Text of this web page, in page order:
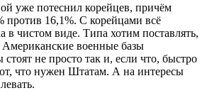
уже потеснил корейцев, причём
против 16,1%. С корейцами всё
в чистом виде. Типа хотим поставлять,
военные базы
не просто так и, если что, быстро
что нужен Штатам. А на интересы